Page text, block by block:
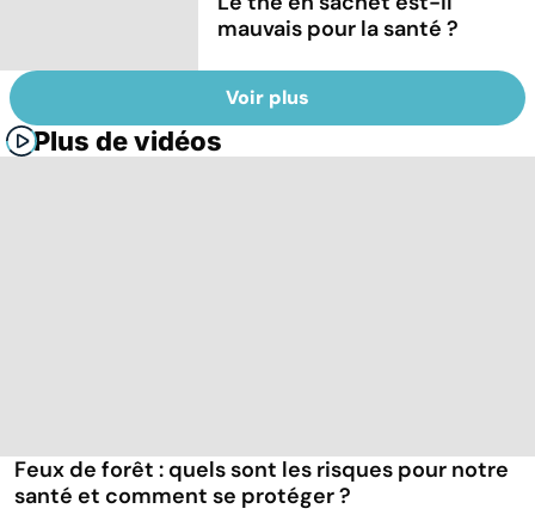
mauvais pour la santé ?
Voir plus
Plus de vidéos
Feux de forêt : quels sont les risques pour notre
santé et comment se protéger ?